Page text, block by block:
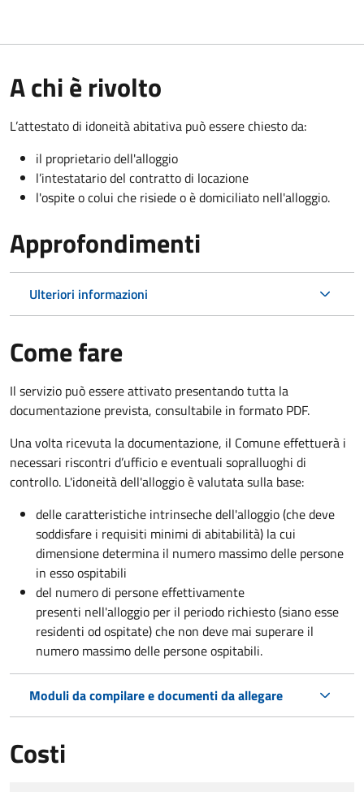
A chi è rivolto
L’attestato di idoneità abitativa può essere chiesto da:
il proprietario dell'alloggio
l’intestatario del contratto di locazione
l'ospite o colui che risiede o è domiciliato nell'alloggio.
Approfondimenti
Ulteriori informazioni
Come fare
Il servizio può essere attivato presentando tutta la
documentazione prevista, consultabile in formato PDF.
Una volta ricevuta la documentazione, il Comune effettuerà i
necessari riscontri d’ufficio e eventuali sopralluoghi di
controllo. L'idoneità dell'alloggio è valutata sulla base:
delle caratteristiche intrinseche dell'alloggio (che deve
soddisfare i requisiti minimi di abitabilità) la cui
dimensione determina il numero massimo delle persone
in esso ospitabili
del numero di persone effettivamente
presenti nell'alloggio per il periodo richiesto (siano esse
residenti od ospitate) che non deve mai superare il
numero massimo delle persone ospitabili.
Moduli da compilare e documenti da allegare
Costi